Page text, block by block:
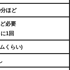
ほど
必要
1回
くらい)